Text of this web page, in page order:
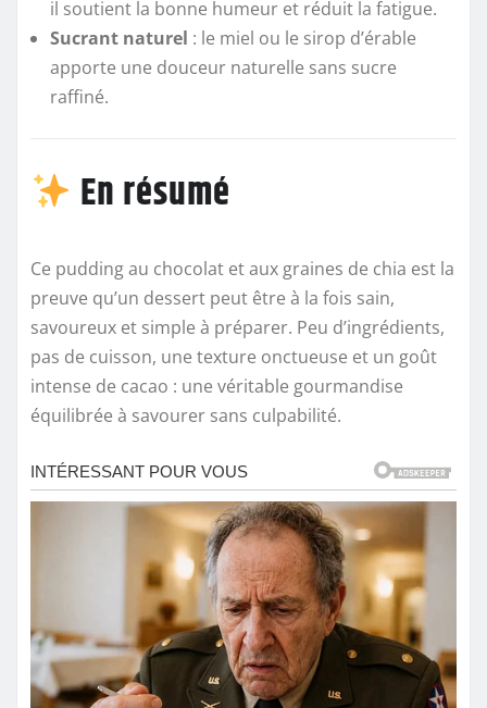
il soutient la bonne humeur et réduit la fatigue.
Sucrant naturel : le miel ou le sirop d’érable
apporte une douceur naturelle sans sucre
raffiné.
En résumé
Ce pudding au chocolat et aux graines de chia est la
preuve qu’un dessert peut être à la fois sain,
savoureux et simple à préparer. Peu d’ingrédients,
pas de cuisson, une texture onctueuse et un goût
intense de cacao : une véritable gourmandise
équilibrée à savourer sans culpabilité.